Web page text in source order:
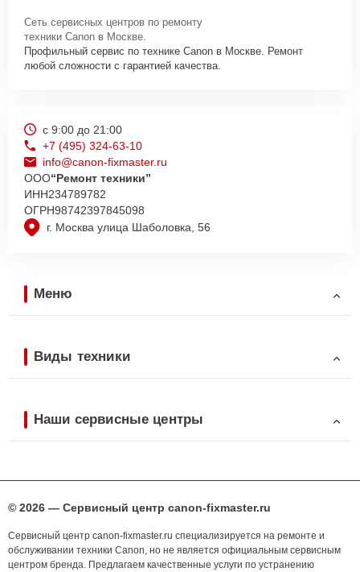
Сеть сервисных центров по ремонту
техники Canon в Москве.
Профильный сервис по технике Canon в Москве. Ремонт
любой сложности с гарантией качества.
г. Москва улица Шаболовка, 56
с 9:00 до 21:00
+7 (495) 324-63-10
info@canon-fixmaster.ru
ООО“Ремонт техники”
ИНН234789782
ОГРН98742397845098
Меню
Виды техники
Наши сервисные центры
© 2026 — Сервисный центр canon-fixmaster.ru
Сервисный центр canon-fixmaster.ru специализируется на ремонте и
обслуживании техники Canon, но не является официальным сервисным
центром бренда. Предлагаем качественные услуги по устранению